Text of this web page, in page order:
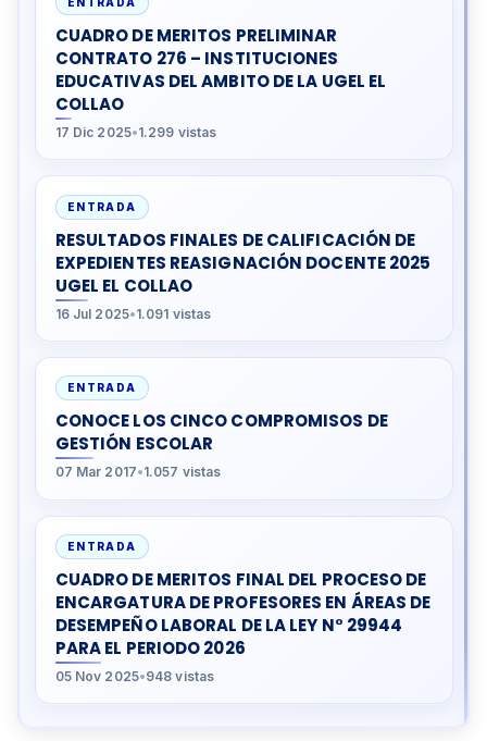
CUADRO DE MERITOS PRELIMINAR
CONTRATO 276 – INSTITUCIONES
EDUCATIVAS DEL AMBITO DE LA UGEL EL
COLLAO
17 Dic 2025•1.299 vistas
ENTRADA
RESULTADOS FINALES DE CALIFICACIÓN DE
EXPEDIENTES REASIGNACIÓN DOCENTE 2025
UGEL EL COLLAO
16 Jul 2025•1.091 vistas
ENTRADA
CONOCE LOS CINCO COMPROMISOS DE
GESTIÓN ESCOLAR
07 Mar 2017•1.057 vistas
ENTRADA
CUADRO DE MERITOS FINAL DEL PROCESO DE
ENCARGATURA DE PROFESORES EN ÁREAS DE
DESEMPEÑO LABORAL DE LA LEY N° 29944
PARA EL PERIODO 2026
05 Nov 2025•948 vistas